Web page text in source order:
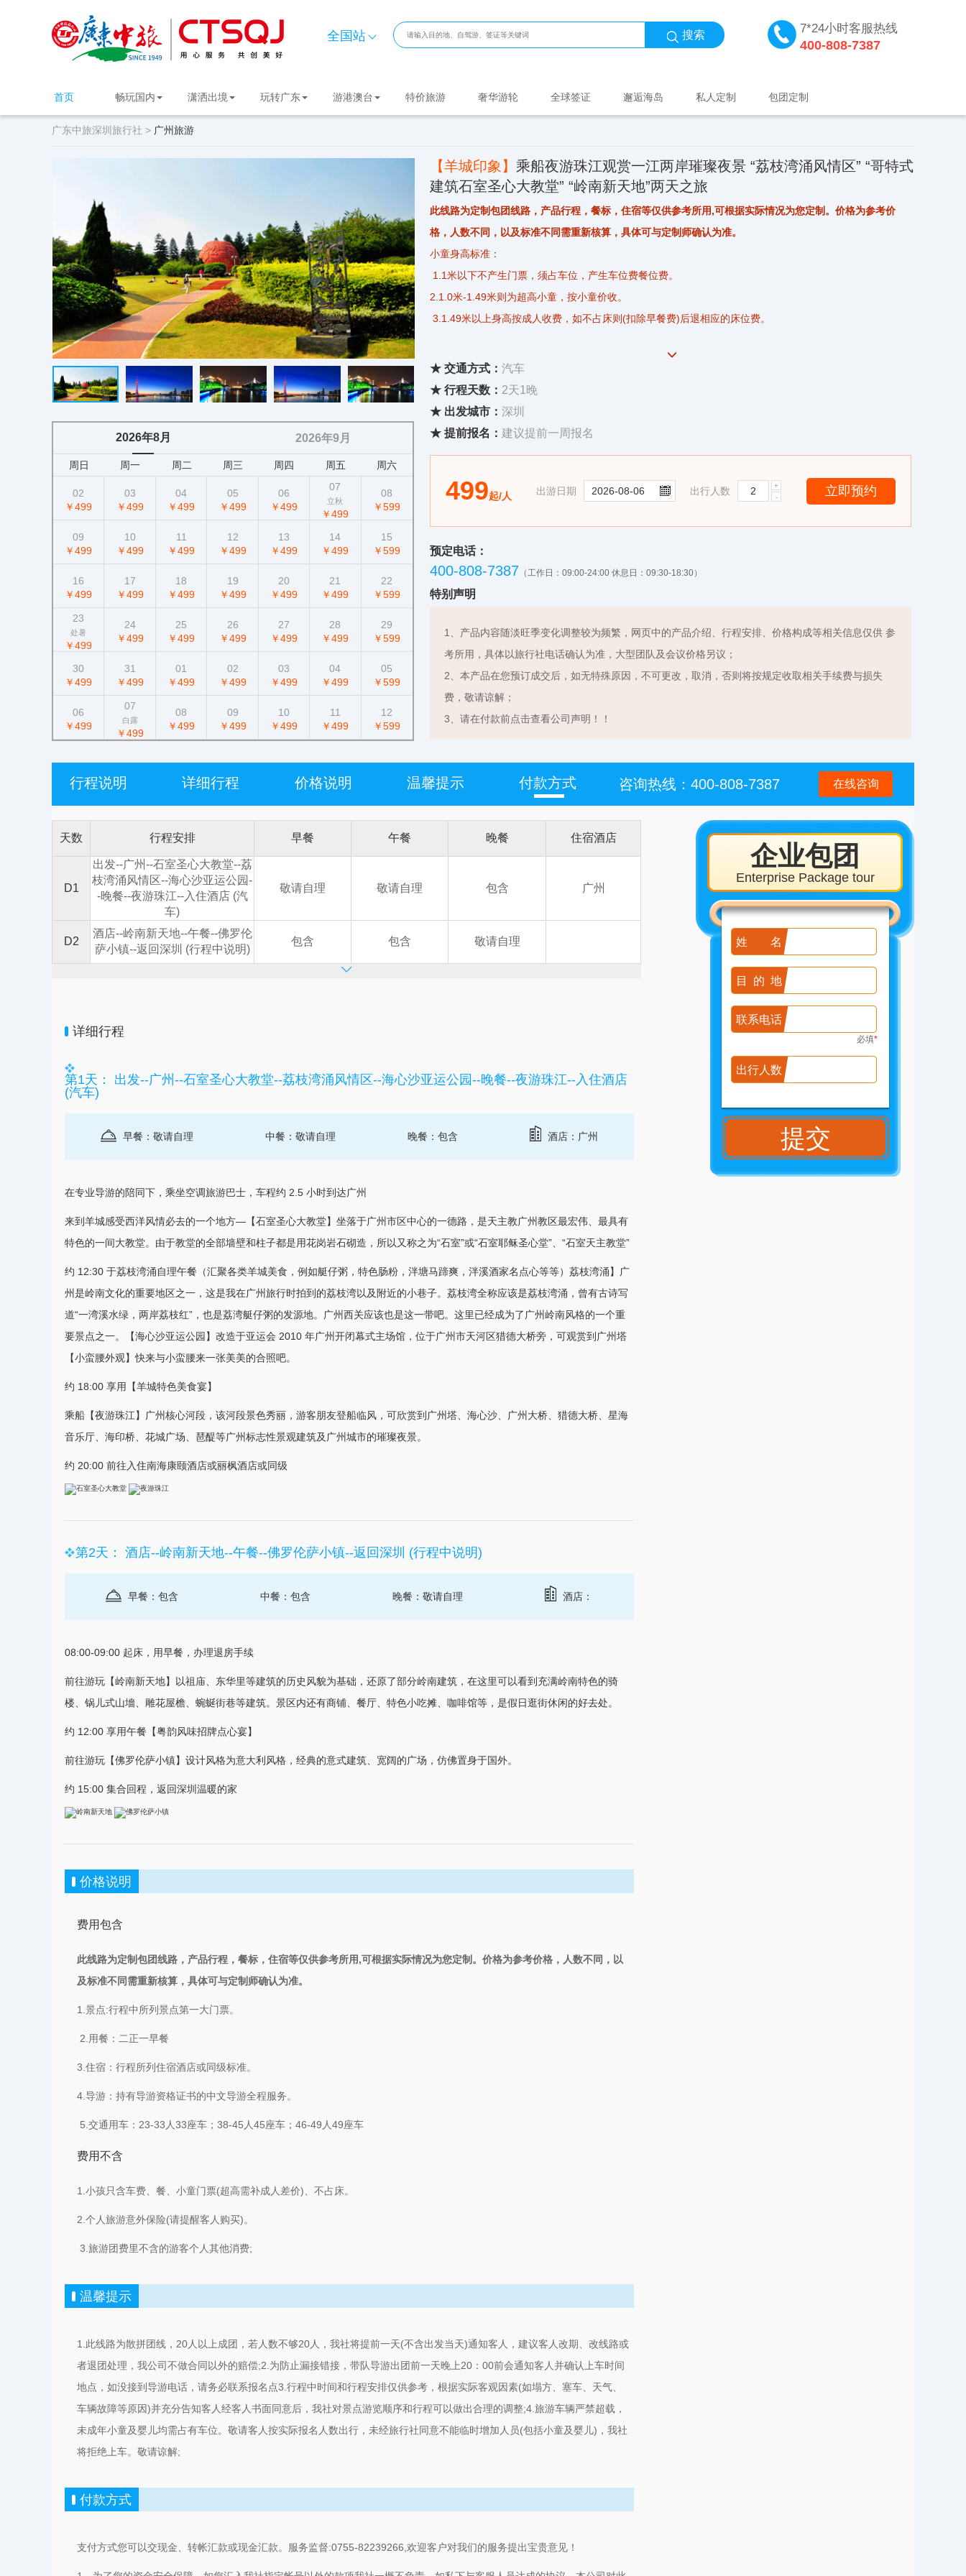
全国站 搜索 7*24小时客服热线
400-808-7387
首页 畅玩国内 潇洒出境 玩转广东 游港澳台 特价旅游 奢华游轮 全球签证 邂逅海岛 私人定制 包团定制
广东中旅深圳旅行社 > 广州旅游
2026年8月 2026年9月
周日 周一 周二 周三 周四 周五 周六
02
￥499
03
￥499
04
￥499
05
￥499
06
￥499
07
立秋
￥499
08
￥599
09
￥499
10
￥499
11
￥499
12
￥499
13
￥499
14
￥499
15
￥599
16
￥499
17
￥499
18
￥499
19
￥499
20
￥499
21
￥499
22
￥599
23
处暑
￥499
24
￥499
25
￥499
26
￥499
27
￥499
28
￥499
29
￥599
30
￥499
31
￥499
01
￥499
02
￥499
03
￥499
04
￥499
05
￥599
06
￥499
07
白露
￥499
08
￥499
09
￥499
10
￥499
11
￥499
12
￥599
【羊城印象】 乘船夜游珠江观赏一江两岸璀璨夜景 “荔枝湾涌风情区” “哥特式
建筑石室圣心大教堂” “岭南新天地”两天之旅
此线路为定制包团线路，产品行程，餐标，住宿等仅供参考所用,可根据实际情况为您定制。价格为参考价
格，人数不同，以及标准不同需重新核算，具体可与定制师确认为准。
小童身高标准：
1.1米以下不产生门票，须占车位，产生车位费餐位费。
2.1.0米-1.49米则为超高小童，按小童价收。
3.1.49米以上身高按成人收费，如不占床则(扣除早餐费)后退相应的床位费。
★ 交通方式： 汽车
★ 行程天数： 2天1晚
★ 出发城市： 深圳
★ 提前报名： 建议提前一周报名
499起/人 出游日期 出行人数
预定电话：
400-808-7387 （工作日：09:00-24:00 休息日：09:30-18:30）
特别声明
1、产品内容随淡旺季变化调整较为频繁，网页中的产品介绍、行程安排、价格构成等相关信息仅供 参
考所用，具体以旅行社电话确认为准，大型团队及会议价格另议；
2、本产品在您预订成交后，如无特殊原因，不可更改，取消，否则将按规定收取相关手续费与损失
费，敬请谅解；
3、请在付款前点击查看公司声明！！
行程说明 详细行程 价格说明 温馨提示 付款方式 咨询热线：400-808-7387 在线咨询
天数 行程安排 早餐 午餐 晚餐 住宿酒店
D1
出发--广州--石室圣心大教堂--荔
枝湾涌风情区--海心沙亚运公园-
-晚餐--夜游珠江--入住酒店 (汽
车)
敬请自理 敬请自理 包含 广州
D2
酒店--岭南新天地--午餐--佛罗伦
萨小镇--返回深圳 (行程中说明)
包含 包含 敬请自理
详细行程
第1天： 出发--广州--石室圣心大教堂--荔枝湾涌风情区--海心沙亚运公园--晚餐--夜游珠江--入住酒店
(汽车)
早餐：敬请自理 中餐：敬请自理 晚餐：包含 酒店：广州
在专业导游的陪同下，乘坐空调旅游巴士，车程约 2.5 小时到达广州
来到羊城感受西洋风情必去的一个地方—【石室圣心大教堂】坐落于广州市区中心的一德路，是天主教广州教区最宏伟、最具有
特色的一间大教堂。由于教堂的全部墙壁和柱子都是用花岗岩石砌造，所以又称之为“石室”或“石室耶稣圣心堂”、“石室天主教堂”
约 12:30 于荔枝湾涌自理午餐（汇聚各类羊城美食，例如艇仔粥，特色肠粉，泮塘马蹄爽，泮溪酒家名点心等等）荔枝湾涌】广
州是岭南文化的重要地区之一，这是我在广州旅行时拍到的荔枝湾以及附近的小巷子。荔枝湾全称应该是荔枝湾涌，曾有古诗写
道“一湾溪水绿，两岸荔枝红”，也是荔湾艇仔粥的发源地。广州西关应该也是这一带吧。这里已经成为了广州岭南风格的一个重
要景点之一。【海心沙亚运公园】改造于亚运会 2010 年广州开闭幕式主场馆，位于广州市天河区猎德大桥旁，可观赏到广州塔
【小蛮腰外观】快来与小蛮腰来一张美美的合照吧。
约 18:00 享用【羊城特色美食宴】
乘船【夜游珠江】广州核心河段，该河段景色秀丽，游客朋友登船临风，可欣赏到广州塔、海心沙、广州大桥、猎德大桥、星海
音乐厅、海印桥、花城广场、琶醍等广州标志性景观建筑及广州城市的璀璨夜景。
约 20:00 前往入住南海康颐酒店或丽枫酒店或同级
第2天： 酒店--岭南新天地--午餐--佛罗伦萨小镇--返回深圳 (行程中说明)
早餐：包含 中餐：包含 晚餐：敬请自理 酒店：
08:00-09:00 起床，用早餐，办理退房手续
前往游玩【岭南新天地】以祖庙、东华里等建筑的历史风貌为基础，还原了部分岭南建筑，在这里可以看到充满岭南特色的骑
楼、锅儿式山墻、雕花屋檐、蜿蜒街巷等建筑。景区内还有商铺、餐厅、特色小吃摊、咖啡馆等，是假日逛街休闲的好去处。
约 12:00 享用午餐【粤韵风味招牌点心宴】
前往游玩【佛罗伦萨小镇】设计风格为意大利 风格，经典的意式建筑、宽阔的广场，仿佛置身于国外。
约 15:00 集合回程，返回深圳 温暖的家
价格说明
费用包含
此线路为定制包团线路，产品行程，餐标，住宿等仅供参考所用,可根据实际情况为您定制。价格为参考价格，人数不同，以
及标准不同需重新核算，具体可与定制师确认为准。
1.景点:行程中所列景点第一大门票。
2.用餐：二正一早餐
3.住宿：行程所列住宿酒店或同级标准。
4.导游：持有导游资格证书的中文导游全程服务。
5.交通用车：23-33人33座车；38-45人45座车；46-49人49座车
费用不含
1.小孩只含车费、餐、小童门票(超高需补成人差价)、不占床。
2.个人旅游意外保险(请提醒客人购买)。
3.旅游团费里不含的游客个人其他消费;
温馨提示
1.此线路为散拼团线，20人以上成团，若人数不够20人，我社将提前一天(不含出发当天)通知客人，建议客人改期、改线路或
者退团处理，我公司不做合同以外的赔偿;2.为防止漏接错接，带队导游出团前一天晚上20：00前会通知客人并确认上车时间
地点，如没接到导游电话，请务必联系报名点3.行程中时间和行程安排仅供参考，根据实际客观因素(如塌方、塞车、天气、
车辆故障等原因)并充分告知客人经客人书面同意后，我社对景点游览顺序和行程可以做出合理的调整;4. 旅游车辆严禁超载，
未成年小童及婴儿均需占有车位。敬请客人按实际报名人数出行，未经旅行社同意不能临时增加人员(包括小童及婴儿)，我社
将拒绝上车。敬请谅解;
付款方式
支付方式您可以交现金、转帐汇款或现金汇款。服务监督:0755-82239266,欢迎客户对我们的服务提出宝贵意见！
企业包团
Enterprise Package tour
姓名
目的地
联系电话
必填*
出行人数